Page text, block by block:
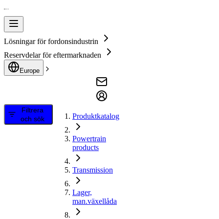
Lösningar för fordonsindustrin
Reservdelar för eftermarknaden
Europe
Filtrera
och sök
Produktkatalog
Powertrain
products
Transmission
Lager,
man.växellåda